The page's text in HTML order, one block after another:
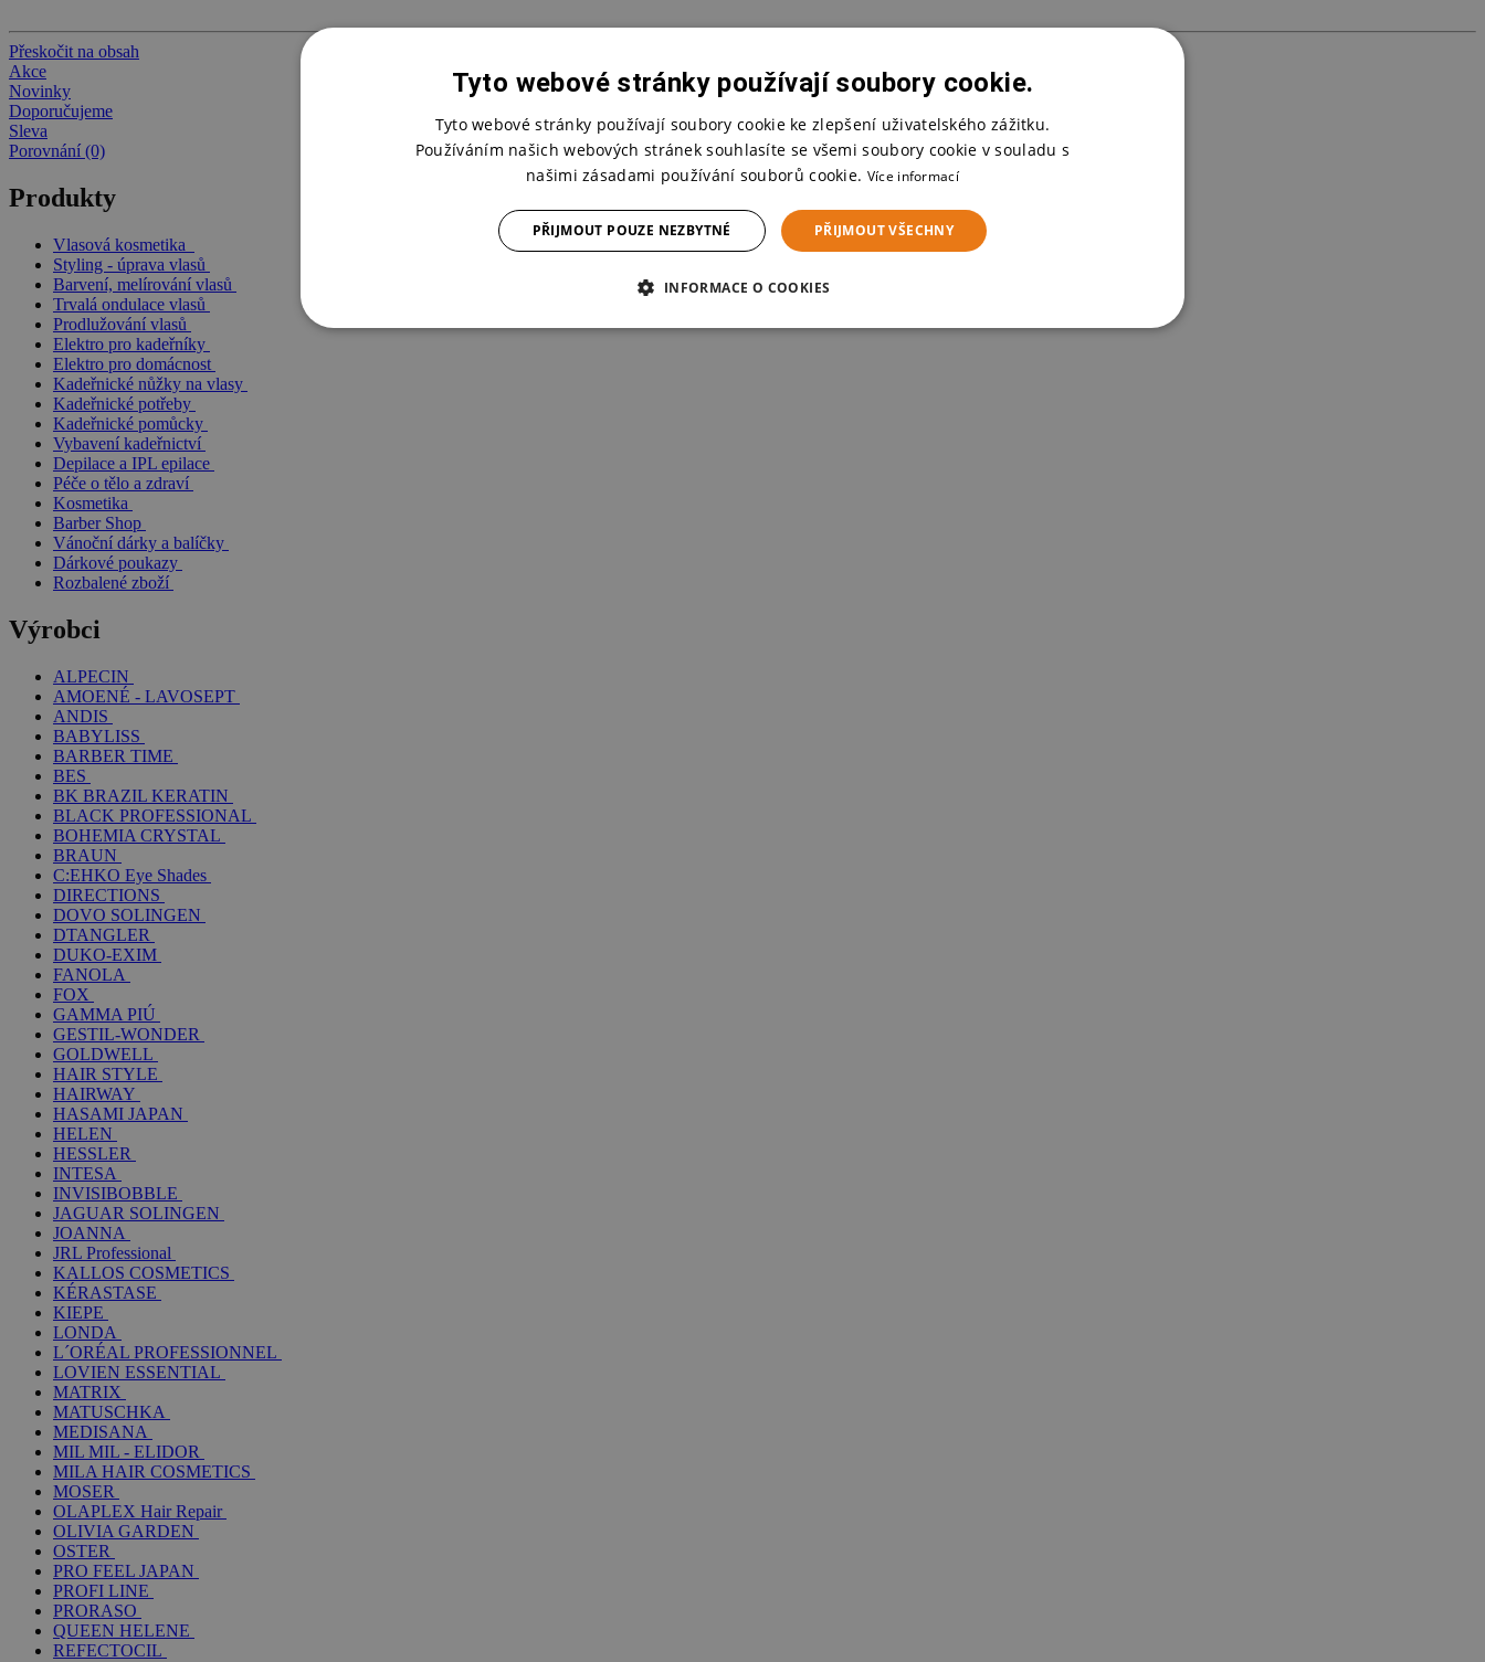
Přeskočit na obsah
Akce
Novinky
Doporučujeme
Sleva
Porovnání (0)
Produkty
Vlasová kosmetika
Styling - úprava vlasů
Barvení, melírování vlasů
Trvalá ondulace vlasů
Prodlužování vlasů
Elektro pro kadeřníky
Elektro pro domácnost
Kadeřnické nůžky na vlasy
Kadeřnické potřeby
Kadeřnické pomůcky
Vybavení kadeřnictví
Depilace a IPL epilace
Péče o tělo a zdraví
Kosmetika
Barber Shop
Vánoční dárky a balíčky
Dárkové poukazy
Rozbalené zboží
Výrobci
ALPECIN
AMOENÉ - LAVOSEPT
ANDIS
BABYLISS
BARBER TIME
BES
BK BRAZIL KERATIN
BLACK PROFESSIONAL
BOHEMIA CRYSTAL
BRAUN
C:EHKO Eye Shades
DIRECTIONS
DOVO SOLINGEN
DTANGLER
DUKO-EXIM
FANOLA
FOX
GAMMA PIÚ
GESTIL-WONDER
GOLDWELL
HAIR STYLE
HAIRWAY
HASAMI JAPAN
HELEN
HESSLER
INTESA
INVISIBOBBLE
JAGUAR SOLINGEN
JOANNA
JRL Professional
KALLOS COSMETICS
KÉRASTASE
KIEPE
LONDA
L´ORÉAL PROFESSIONNEL
LOVIEN ESSENTIAL
MATRIX
MATUSCHKA
MEDISANA
MIL MIL - ELIDOR
MILA HAIR COSMETICS
MOSER
OLAPLEX Hair Repair
OLIVIA GARDEN
OSTER
PRO FEEL JAPAN
PROFI LINE
PRORASO
QUEEN HELENE
REFECTOCIL
Tyto webové stránky používají soubory cookie.
Tyto webové stránky používají soubory cookie ke zlepšení uživatelského zážitku.
Používáním našich webových stránek souhlasíte se všemi soubory cookie v souladu s
našimi zásadami používání souborů cookie. Více informací
PŘIJMOUT VŠECHNY
PŘIJMOUT POUZE NEZBYTNÉ
INFORMACE O COOKIES